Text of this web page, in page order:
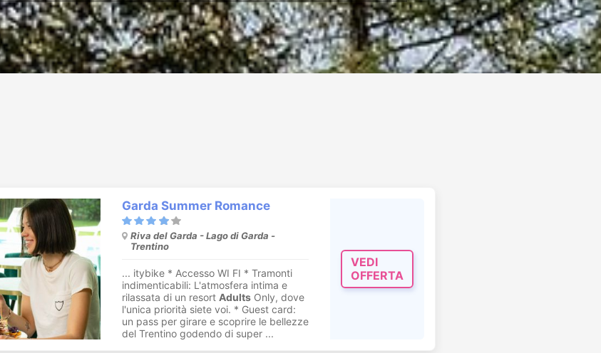
Garda Summer Romance
Riva del Garda - Lago di Garda -
Trentino
... itybike * Accesso WI FI * Tramonti
indimenticabili: L'atmosfera intima e
rilassata di un resort AdultsOnly, dove
l'unica priorità siete voi. * Guest card:
un pass per girare e scoprire le bellezze
del Trentino godendo di super ...
VEDI
OFFERTA